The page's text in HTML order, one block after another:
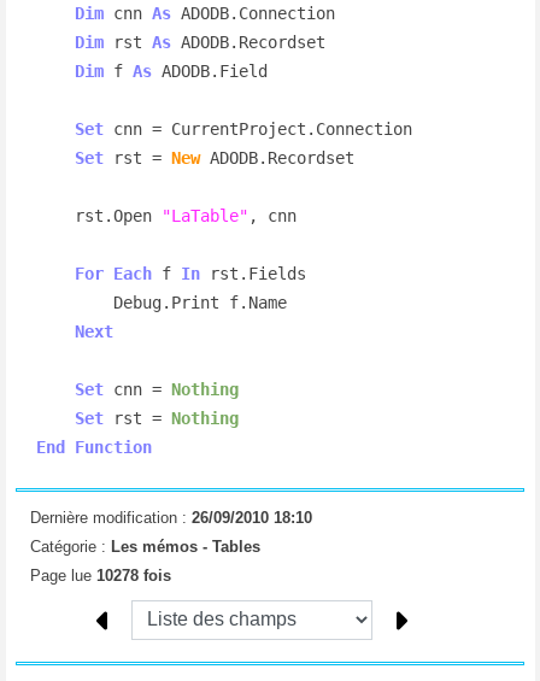
Dim cnn As ADODB.Connection
Dim rst As ADODB.Recordset
Dim f As ADODB.Field
Set cnn = CurrentProject.Connection
Set rst = New ADODB.Recordset
    rst.Open
"LaTable" , cnn
For Each f In rst.Fields
Next
Set cnn = Nothing
Set rst = Nothing
End Function
Dernière modification : 26/09/2010 18:10
Catégorie : Les mémos - Tables
Page lue 10278 fois